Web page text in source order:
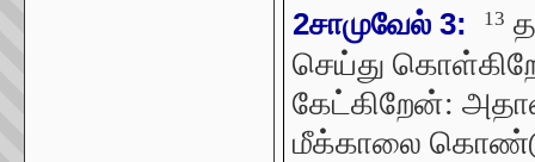
2சாமுவேல் 3: 13
செய்து
கேட்கிறேன்:
மீக்காலை